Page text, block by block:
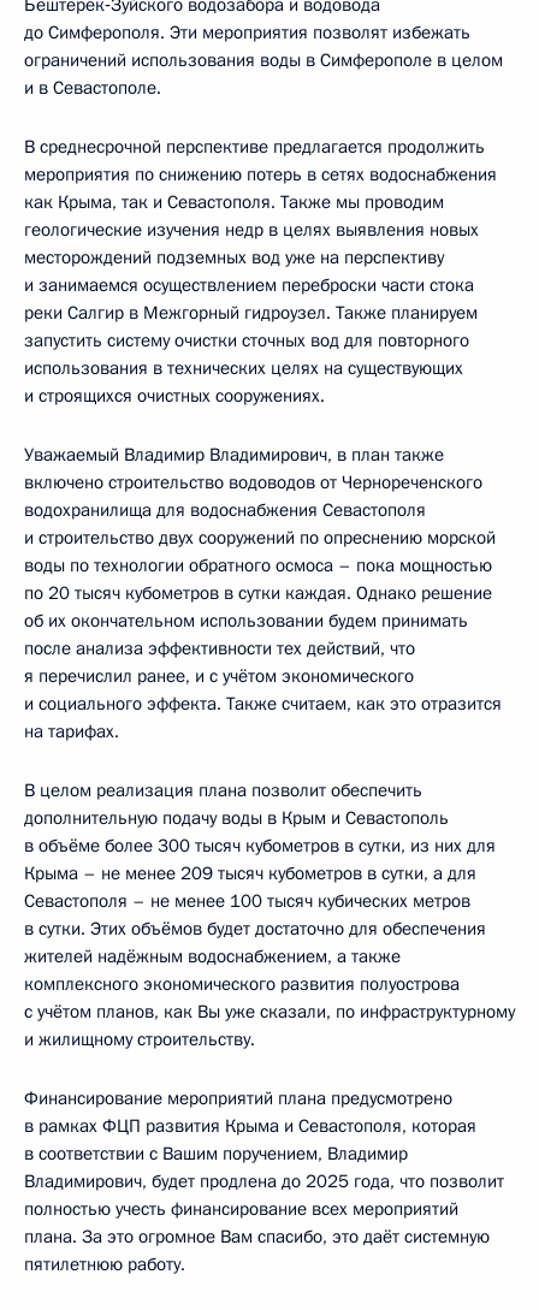
Бештерек‑Зуйского водозабора и водовода
до Симферополя. Эти мероприятия позволят избежать
ограничений использования воды в Симферополе в целом
и в Севастополе.
В среднесрочной перспективе предлагается продолжить
мероприятия по снижению потерь в сетях водоснабжения
как Крыма, так и Севастополя. Также мы проводим
геологические изучения недр в целях выявления новых
месторождений подземных вод уже на перспективу
и занимаемся осуществлением переброски части стока
реки Салгир в Межгорный гидроузел. Также планируем
запустить систему очистки сточных вод для повторного
использования в технических целях на существующих
и строящихся очистных сооружениях.
Уважаемый Владимир Владимирович, в план также
включено строительство водоводов от Чернореченского
водохранилища для водоснабжения Севастополя
и строительство двух сооружений по опреснению морской
воды по технологии обратного осмоса – пока мощностью
по 20 тысяч кубометров в сутки каждая. Однако решение
об их окончательном использовании будем принимать
после анализа эффективности тех действий, что
я перечислил ранее, и с учётом экономического
и социального эффекта. Также считаем, как это отразится
на тарифах.
В целом реализация плана позволит обеспечить
дополнительную подачу воды в Крым и Севастополь
в объёме более 300 тысяч кубометров в сутки, из них для
Крыма – не менее 209 тысяч кубометров в сутки, а для
Севастополя – не менее 100 тысяч кубических метров
в сутки. Этих объёмов будет достаточно для обеспечения
жителей надёжным водоснабжением, а также
комплексного экономического развития полуострова
с учётом планов, как Вы уже сказали, по инфраструктурному
и жилищному строительству.
Финансирование мероприятий плана предусмотрено
в рамках ФЦП развития Крыма и Севастополя, которая
в соответствии с Вашим поручением, Владимир
Владимирович, будет продлена до 2025 года, что позволит
полностью учесть финансирование всех мероприятий
плана. За это огромное Вам спасибо, это даёт системную
пятилетнюю работу.